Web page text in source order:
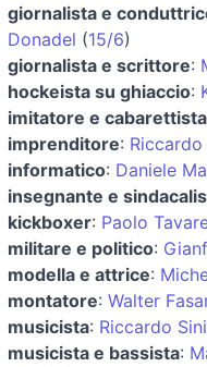
giornalista e
Donadel (15/6)
giornalista e scrittore:
hockeista su ghiaccio:
imitatore e cabarettista
imprenditore: Riccardo
informatico: Daniele
insegnante e
kickboxer: Paolo
militare e politico:
modella e attrice:
montatore: Walter
musicista: Riccardo
musicista e bassista: